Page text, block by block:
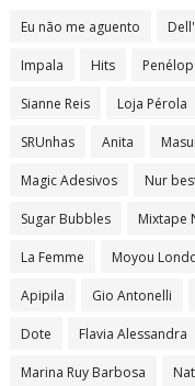
Eu não me aguento
Impala Hits
Sianne Reis Loja Pérola
SRUnhas Anita
Magic Adesivos Nur
Sugar Bubbles Mixtape
La Femme Moyou
Apipila Gio Antonelli
Dote Flavia Alessandra
Marina Ruy Barbosa